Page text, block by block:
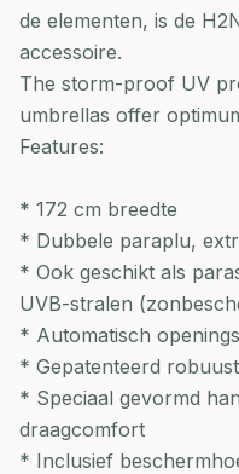
de elementen, is de
accessoire.
The storm-proof UV
umbrellas offer
Features:
* 172 cm breedte
* Dubbele paraplu,
* Ook geschikt als
UVB-stralen
* Automatisch
* Gepatenteerd
* Speciaal gevormd
draagcomfort
* Inclusief